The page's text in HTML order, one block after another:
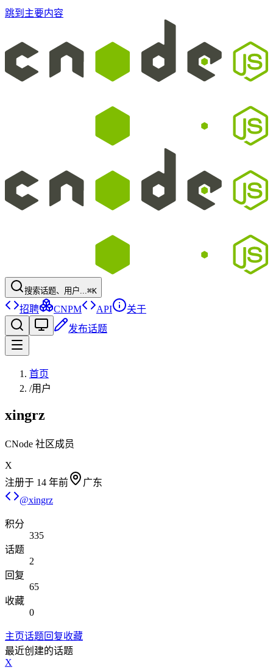
跳到主要内容
搜索话题、用户...⌘K
招聘 CNPM API
关于
发布话题
首页
/用户
xingrz
CNode 社区成员
X
注册于 14 年前
广东
@xingrz
积分
335
话题
2
回复
65
收藏
0
主页话题回复收藏
最近创建的话题
X